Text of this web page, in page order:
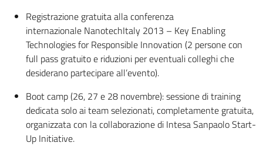
Registrazione gratuita alla conferenza
internazionale NanotechItaly 2013 – Key Enabling
Technologies for Responsible Innovation (2 persone con
full pass gratuito e riduzioni per eventuali colleghi che
desiderano partecipare all’evento).
Boot camp (26, 27 e 28 novembre): sessione di training
dedicata solo ai team selezionati, completamente gratuita,
organizzata con la collaborazione di Intesa Sanpaolo Start-
Up Initiative.